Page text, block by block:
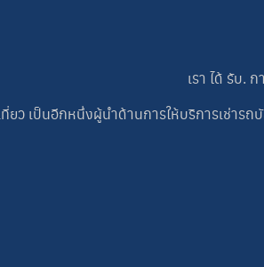
เรา ได้ รับ.
ยว เป็นอีกหนึ่งผู้นำด้านการให้บริการเช่ารถ